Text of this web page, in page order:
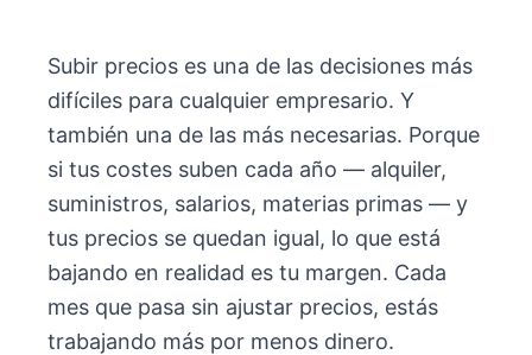
Subir precios es una de las decisiones más
difíciles para cualquier empresario. Y
también una de las más necesarias. Porque
si tus costes suben cada año — alquiler,
suministros, salarios, materias primas — y
tus precios se quedan igual, lo que está
bajando en realidad es tu margen. Cada
mes que pasa sin ajustar precios, estás
trabajando más por menos dinero.